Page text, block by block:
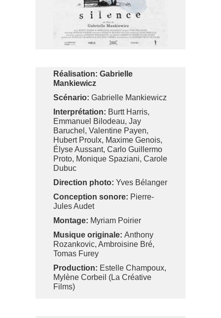
Réalisation: Gabrielle
Mankiewicz
Scénario: Gabrielle Mankiewicz
Interprétation: Burtt Harris,
Emmanuel Bilodeau, Jay
Baruchel, Valentine Payen,
Hubert Proulx, Maxime Genois,
Élyse Aussant, Carlo Guillermo
Proto, Monique Spaziani, Carole
Dubuc
Direction photo: Yves Bélanger
Conception sonore: Pierre-
Jules Audet
Montage: Myriam Poirier
Musique originale: Anthony
Rozankovic, Ambroisine Bré,
Tomas Furey
Production: Estelle Champoux,
Mylène Corbeil (La Créative
Films)